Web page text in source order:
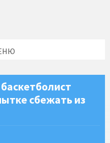
сбежать из